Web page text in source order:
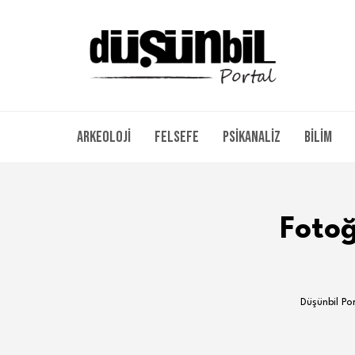
Arkeoloji Felsefe Psikanaliz Bilim
Düşünbil